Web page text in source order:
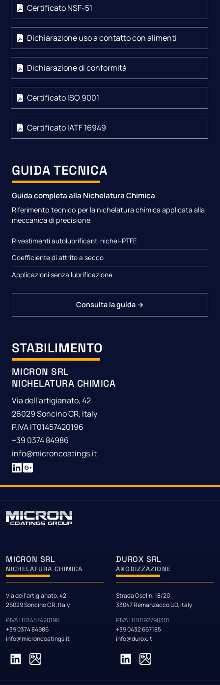
Certificato NSF-51
Dichiarazione uso a contatto con alimenti
Dichiarazione di conformità
Certificato ISO 9001
Certificato IATF 16949
GUIDA TECNICA
Guida completa alla Nichelatura Chimica
Riferimento tecnico per la nichelatura chimica applicata alla
meccanica di precisione
Rivestimenti autolubrificanti nichel-PTFE
Coefficiente di attrito a secco
Applicazioni senza lubrificazione
Consulta la guida →
STABILIMENTO
MICRON SRL
NICHELATURA CHIMICA
Via dell'artigianato, 42
26029 Soncino CR, Italy
P.IVA IT01457420196
+39 0374 84986
info@microncoatings.it
MICRON SRL
NICHELATURA CHIMICA
Via dell'artigianato, 42
26029 Soncino CR, Italy
P.IVA IT01457420196
+39 0374 84986
info@microncoatings.it
DUROX SRL
ANODIZZAZIONE
Strada Oselin, 18/20
33047 Remanzacco UD, Italy
P.IVA IT00192790301
+39 0432 667185
info@durox.it